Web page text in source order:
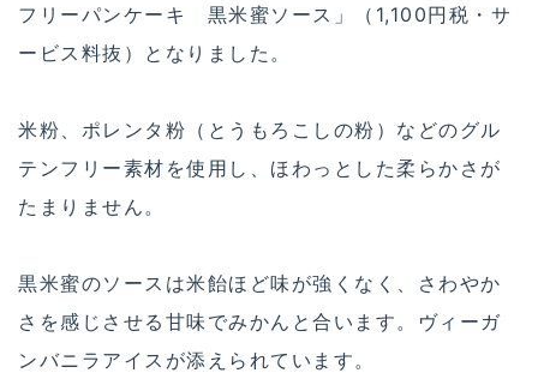
フリーパンケーキ 黒米蜜ソース」（1,100円税・サ
ービス料抜）となりました。
米粉、ポレンタ粉（とうもろこしの粉）などのグル
テンフリー素材を使用し、ほわっとした柔らかさが
たまりません。
黒米蜜のソースは米飴ほど味が強くなく、さわやか
さを感じさせる甘味でみかんと合います。ヴィーガ
ンバニラアイスが添えられています。